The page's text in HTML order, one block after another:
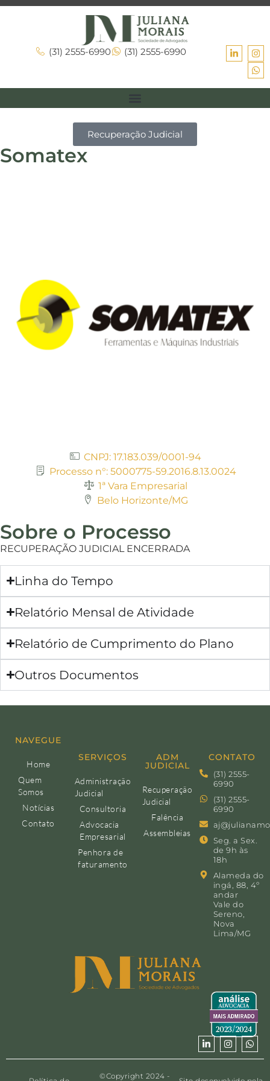
(31) 2555-6990 (31) 2555-6990
Recuperação Judicial
Somatex
CNPJ: 17.183.039/0001-94
Processo n°: 5000775-59.2016.8.13.0024
1ª Vara Empresarial
Belo Horizonte/MG
Sobre o Processo
RECUPERAÇÃO JUDICIAL ENCERRADA
Linha do Tempo
Relatório Mensal de Atividade
Relatório de Cumprimento do Plano
Outros Documentos
NAVEGUE
Home
Quem
Somos
Notícias
Contato
SERVIÇOS
Administração
Judicial
Consultoria
Advocacia
Empresarial
Penhora de
faturamento
ADM
JUDICIAL
Recuperação
Judicial
Falência
Assembleias
CONTATO
(31) 2555-
6990
(31) 2555-
6990
Seg. a Sex.
de 9h às
18h
Alameda do
ingá, 88, 4º
andar
Vale do
Sereno,
Nova
Lima/MG
©Copyright 2024 -